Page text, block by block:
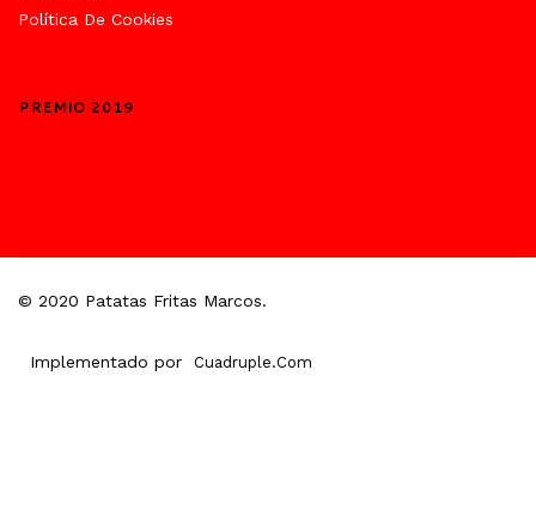
Política De Cookies
PREMIO 2019
© 2020 Patatas Fritas Marcos.
Implementado por Cuadruple.com